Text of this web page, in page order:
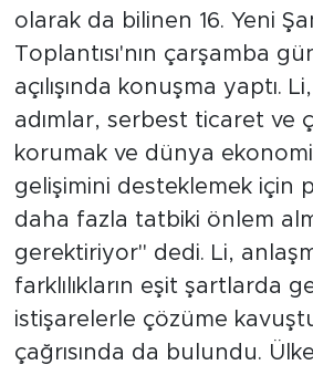
olarak da bilinen 16. Yeni
Toplantısı'nın çarşamba
açılışında konuşma yaptı. Li,
adımlar, serbest ticaret ve
korumak ve dünya
gelişimini desteklemek için
daha fazla tatbiki önlem
gerektiriyor" dedi. Li,
farklılıkların eşit şartlarda
istişarelerle çözüme
çağrısında da bulundu.